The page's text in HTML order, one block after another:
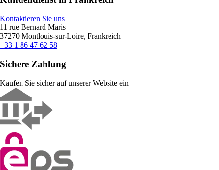
Kontaktieren Sie uns
11 rue Bernard Maris
37270 Montlouis-sur-Loire, Frankreich
+33 1 86 47 62 58
Sichere Zahlung
Kaufen Sie sicher auf unserer Website ein